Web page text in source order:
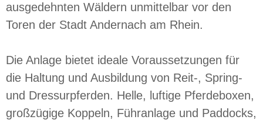
ausgedehnten Wäldern unmittelbar vor den
Toren der Stadt Andernach am Rhein.
Die Anlage bietet ideale Voraussetzungen für
die Haltung und Ausbildung von Reit-, Spring-
und Dressurpferden. Helle, luftige Pferdeboxen,
großzügige Koppeln, Führanlage und Paddocks,